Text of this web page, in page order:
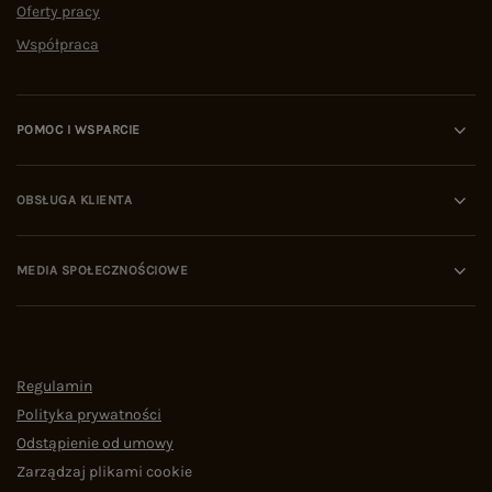
Oferty pracy
Współpraca
POMOC I WSPARCIE
OBSŁUGA KLIENTA
MEDIA SPOŁECZNOŚCIOWE
Regulamin
Polityka prywatności
Odstąpienie od umowy
Zarządzaj plikami cookie